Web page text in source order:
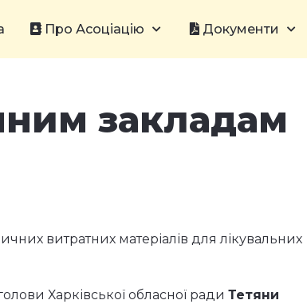
Про Асоціацію Документи
закладам
витратних матеріалів для лікувальних
Харківської обласної ради Тетяни